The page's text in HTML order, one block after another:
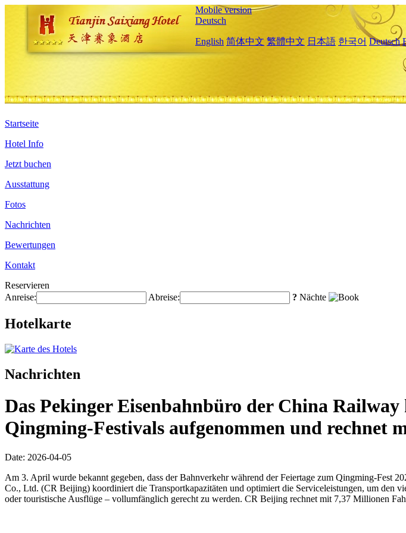
Mobile version
Deutsch
English 简体中文 繁體中文 日本語 한국어 Deutsch
Startseite
Hotel Info
Jetzt buchen
Ausstattung
Fotos
Nachrichten
Bewertungen
Kontakt
Reservieren
Anreise:
Abreise: ? Nächte
Hotelkarte
Nachrichten
Das Pekinger Eisenbahnbüro der China
Qingming-Festivals aufgenommen und rechnet
Date: 2026-04-05
Am 3. April wurde bekannt gegeben, dass der Bahnverkehr während der Feiertage zum Qingming-
Co., Ltd. (CR Beijing) koordiniert die Transportkapazitäten und optimiert die Serviceleistungen, um den
oder touristische Ausflüge – vollumfänglich gerecht zu werden. CR Beijing rechnet mit 7,37 Millionen